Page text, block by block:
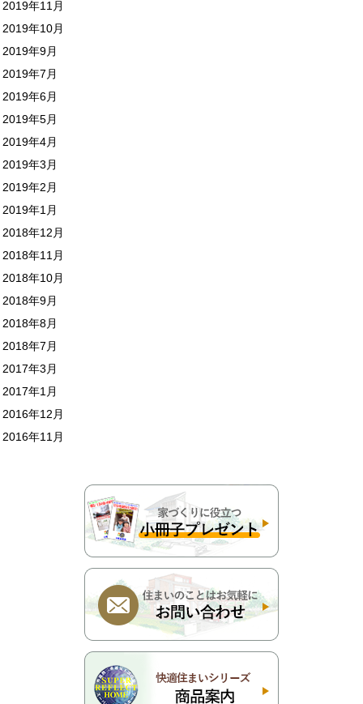
2019年11月
2019年10月
2019年9月
2019年7月
2019年6月
2019年5月
2019年4月
2019年3月
2019年2月
2019年1月
2018年12月
2018年11月
2018年10月
2018年9月
2018年8月
2018年7月
2017年3月
2017年1月
2016年12月
2016年11月